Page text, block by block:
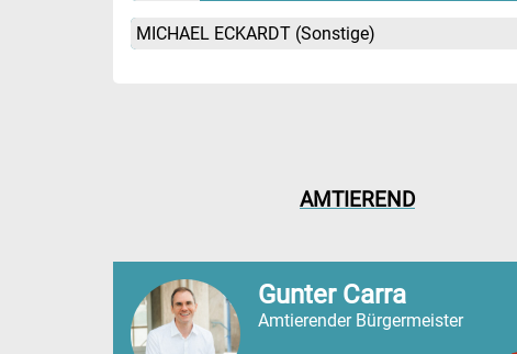
MICHAEL ECKARDT (Sonstige)
AMTIEREND
Gunter Carra
Amtierender Bürgermeister